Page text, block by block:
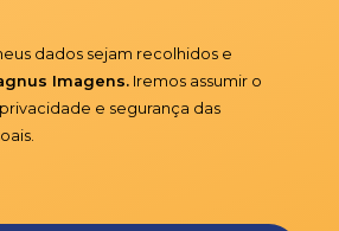
dados sejam recolhidos e
Imagens.Iremos assumir o
e segurança das